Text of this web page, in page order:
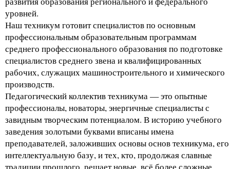
уровней.
Наш техникум готовит специалистов по основным
профессиональным образовательным программам
среднего профессионального образования по подготовке
специалистов среднего звена и квалифицированных
рабочих, служащих машиностроительного и химического
производств.
Педагогический коллектив техникума — это опытные
профессионалы, новаторы, энергичные специалисты с
завидным творческим потенциалом. В историю учебного
заведения золотыми буквами вписаны имена
преподавателей, заложивших основы основ техникума, его
интеллектуальную базу, и тех, кто, продолжая славные